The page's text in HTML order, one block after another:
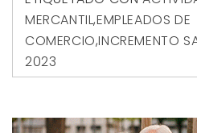
MERCANTIL,EMPLEADOS DE
COMERCIO,INCREMENTO
2023